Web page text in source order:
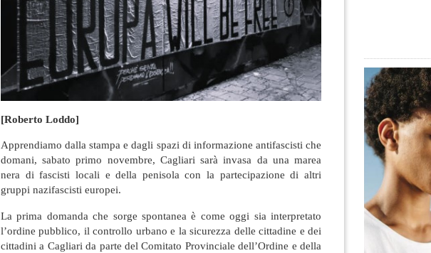
[Roberto Loddo]
Apprendiamo dalla stampa e dagli spazi di informazione antifascisti che
domani, sabato primo novembre, Cagliari sarà invasa da una marea
nera di fascisti locali e della penisola con la partecipazione di altri
gruppi nazifascisti europei.
La prima domanda che sorge spontanea è come oggi sia interpretato
l’ordine pubblico, il controllo urbano e la sicurezza delle cittadine e dei
cittadini a Cagliari da parte del Comitato Provinciale dell’Ordine e della